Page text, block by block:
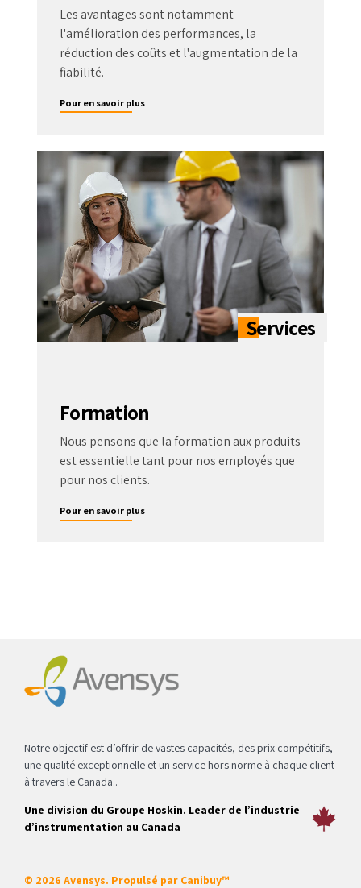
Les avantages sont notamment
l'amélioration des performances, la
réduction des coûts et l'augmentation de la
fiabilité.
Pour en savoir plus
Formation
Nous pensons que la formation aux produits
est essentielle tant pour nos employés que
pour nos clients.
Pour en savoir plus
Notre objectif est d’offrir de vastes capacités, des prix compétitifs,
une qualité exceptionnelle et un service hors norme à chaque client
à travers le Canada..
Une division du Groupe Hoskin. Leader de l’industrie
d’instrumentation au Canada
© 2026 Avensys. Propulsé par Canibuy™